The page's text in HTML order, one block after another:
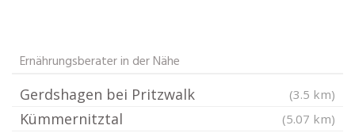
Ernährungsberater in der Nähe
Gerdshagen bei Pritzwalk (3.5 km)
Kümmernitztal (5.07 km)